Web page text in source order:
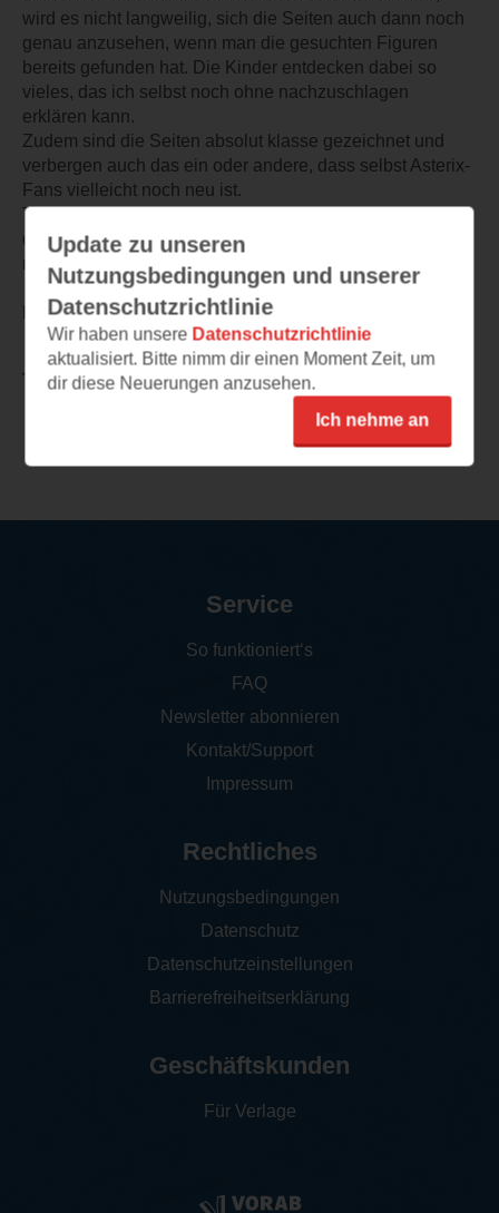
wird es nicht langweilig, sich die Seiten auch dann noch
genau anzusehen, wenn man die gesuchten Figuren
bereits gefunden hat. Die Kinder entdecken dabei so
vieles, das ich selbst noch ohne nachzuschlagen
erklären kann.
Zudem sind die Seiten absolut klasse gezeichnet und
verbergen auch das ein oder andere, dass selbst Asterix-
Fans vielleicht noch neu ist.
Toll finde ich auch die verschiedenen Szenen die
dargestellt werden und die Einleitungsseite, die wenn
nötig, zur Erklärung dient.
Für alle Asterix-Fans ein absolutes Muss!
TEILEN
Update zu unseren
Nutzungsbedingungen und unserer
Datenschutzrichtlinie
Wir haben unsere Datenschutzrichtlinie
aktualisiert. Bitte nimm dir einen Moment Zeit, um
dir diese Neuerungen anzusehen.
Ich nehme an
Service
So funktioniert‘s
FAQ
Newsletter abonnieren
Kontakt/Support
Impressum
Rechtliches
Nutzungsbedingungen
Datenschutz
Datenschutzeinstellungen
Barrierefreiheitserklärung
Geschäftskunden
Für Verlage